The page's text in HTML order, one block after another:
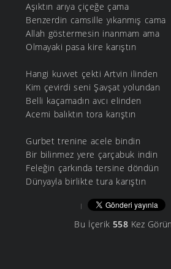
Aşıktın arıya çiçeğe çama
Benzerdin camsille yıkanmış cama
Allah göstermesin inanmam ama
Olmayaki pasa kire karıştın
Hangi kuvvet çekti Artvin ilinden
Kim çevirdi seni Şavşat yolundan
Belli kaçamadın avcı elinden
Acemi balıktın tora karıştın
Gurbet trenine acele bindin
Bir bilinmez yere çarçabuk indin
Feleğin çarkında tersine döndün
Dünyayla birlikte tura karıştın
Bu İçerik 558Kez